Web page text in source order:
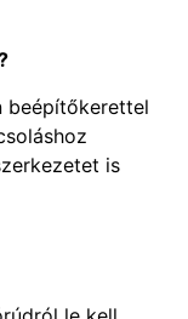
beépítőkerettel
is